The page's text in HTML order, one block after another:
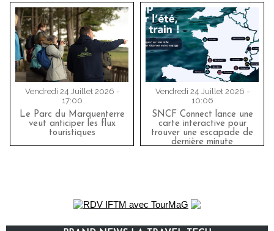
Vendredi 24 Juillet 2026 -
17:00
Le Parc du Marquenterre
veut anticiper les flux
touristiques
Vendredi 24 Juillet 2026 -
10:06
SNCF Connect lance une
carte interactive pour
trouver une escapade de
dernière minute